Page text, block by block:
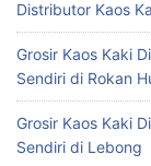
Distributor Kaos
Grosir Kaos Kaki
Sendiri di Rokan
Grosir Kaos Kaki
Sendiri di Lebong